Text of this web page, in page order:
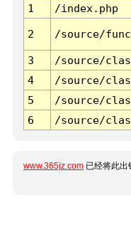
1
/index.php
2 /source/
3 /source/
4
/source/
5
/source/
6
/source/
www.365jz.com 已经将此出